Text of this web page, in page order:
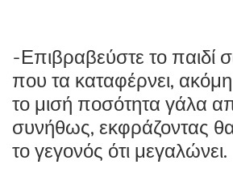
-Επιβραβεύστε το παιδί
που τα καταφέρνει,
το μισή ποσότητα γάλα
συνήθως, εκφράζοντας
το γεγονός ότι μεγαλώνει.